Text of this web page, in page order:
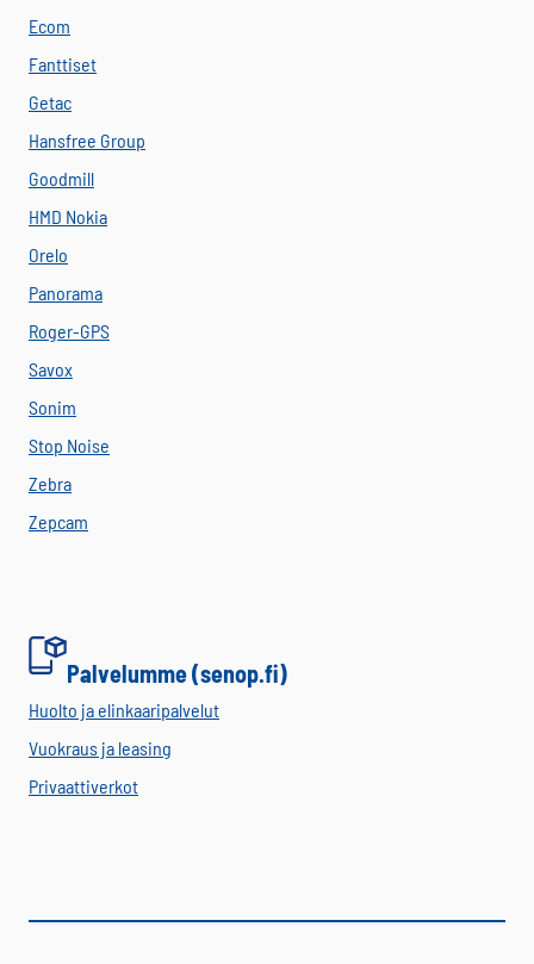
Ecom
Fanttiset
Getac
Hansfree Group
Goodmill
HMD Nokia
Orelo
Panorama
Roger-GPS
Savox
Sonim
Stop Noise
Zebra
Zepcam
Palvelumme (senop.fi)
Huolto ja elinkaaripalvelut
Vuokraus ja leasing
Privaattiverkot